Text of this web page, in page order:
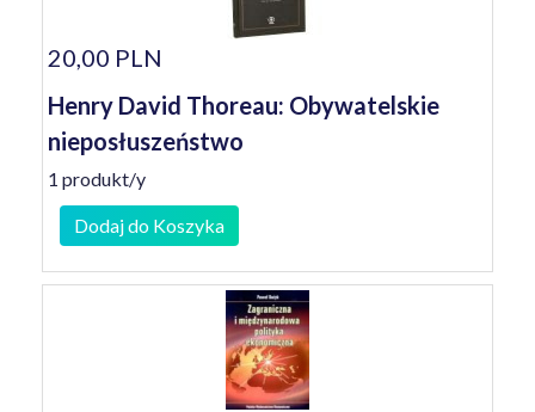
20,00 PLN
Henry David Thoreau: Obywatelskie
nieposłuszeństwo
1 produkt/y
Dodaj do Koszyka